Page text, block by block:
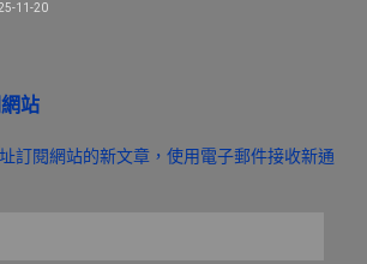
11-20
站
訂閱網站的新文章，使用電子郵件接收新通